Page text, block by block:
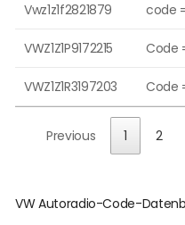
Vwz1z1f2821879 code
VWZ1Z1P9172215 Code
VWZ1Z1R3197203 Code
Previous 1 2
VW Autoradio-Code-